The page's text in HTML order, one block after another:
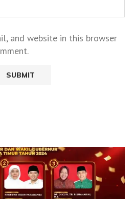
and website in this browser